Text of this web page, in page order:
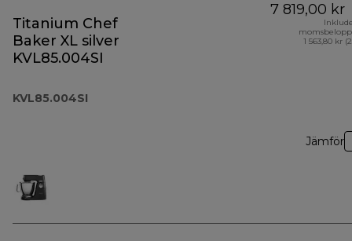
Titanium Chef
Baker XL silver
KVL85.004SI
KVL85.004SI
7 819,00 kr
1 563,80 kr
Jämför